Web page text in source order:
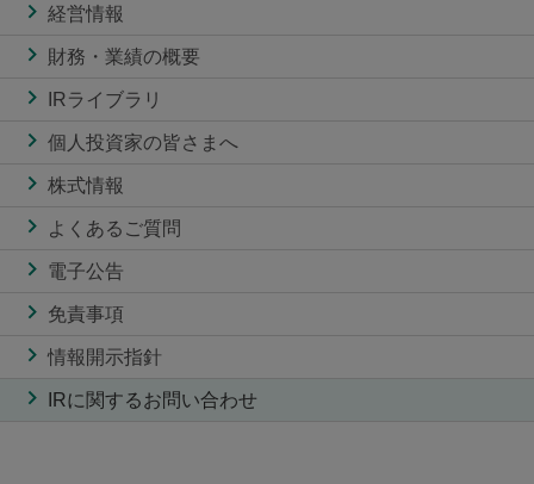
経営情報
財務・業績の概要
IRライブラリ
個人投資家の皆さまへ
株式情報
よくあるご質問
電子公告
免責事項
情報開示指針
IRに関するお問い合わせ